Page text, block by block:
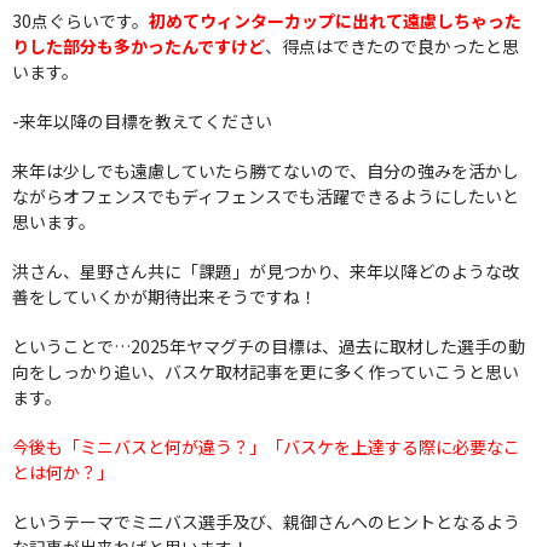
30点ぐらいです。 初めてウィンターカップに出れて遠慮しちゃった
りした部分も多かったんですけど、得点はできたので良かったと思
います。
-来年以降の目標を教えてください
来年は少しでも遠慮していたら勝てないので、自分の強みを活かし
ながらオフェンスでもディフェンスでも活躍できるようにしたいと
思います。
洪さん、星野さん共に「課題」が見つかり、来年以降どのような改
善をしていくかが期待出来そうですね！
ということで…2025年ヤマグチの目標は、過去に取材した選手の動
向をしっかり追い、バスケ取材記事を更に多く作っていこうと思い
ます。
今後も 「ミニバスと何が違う？」「バスケを上達する際に必要なこ
とは何か？」
というテーマでミニバス選手及び、親御さんへのヒントとなるよう